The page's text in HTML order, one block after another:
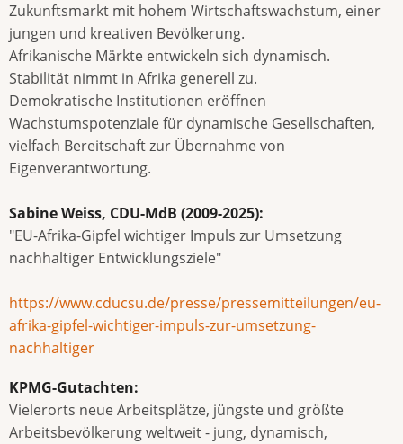
Zukunftsmarkt mit hohem Wirtschaftswachstum, einer
jungen und kreativen Bevölkerung.
Afrikanische Märkte entwickeln sich dynamisch.
Stabilität nimmt in Afrika generell zu.
Demokratische Institutionen eröffnen
Wachstumspotenziale für dynamische Gesellschaften,
vielfach Bereitschaft zur Übernahme von
Eigenverantwortung.
Sabine Weiss, CDU-MdB (2009-2025):
"EU-Afrika-Gipfel wichtiger Impuls zur Umsetzung
nachhaltiger Entwicklungsziele"
https://www.cducsu.de/presse/pressemitteilungen/eu-
afrika-gipfel-wichtiger-impuls-zur-umsetzung-
nachhaltiger
KPMG-Gutachten:
Vielerorts neue Arbeitsplätze, jüngste und größte
Arbeitsbevölkerung weltweit - jung, dynamisch,